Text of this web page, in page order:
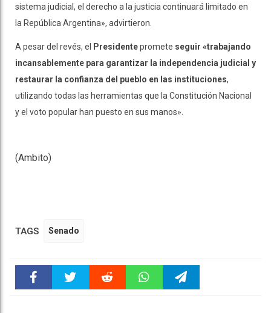
sistema judicial, el derecho a la justicia continuará limitado en
la República Argentina», advirtieron.
A pesar del revés, el Presidentepromete seguir «trabajando
incansablemente para garantizar la independencia judicial y
restaurar la confianza del pueblo en las instituciones,
utilizando todas las herramientas que la Constitución Nacional
y el voto popular han puesto en sus manos».
(Ambito)
TAGS Senado